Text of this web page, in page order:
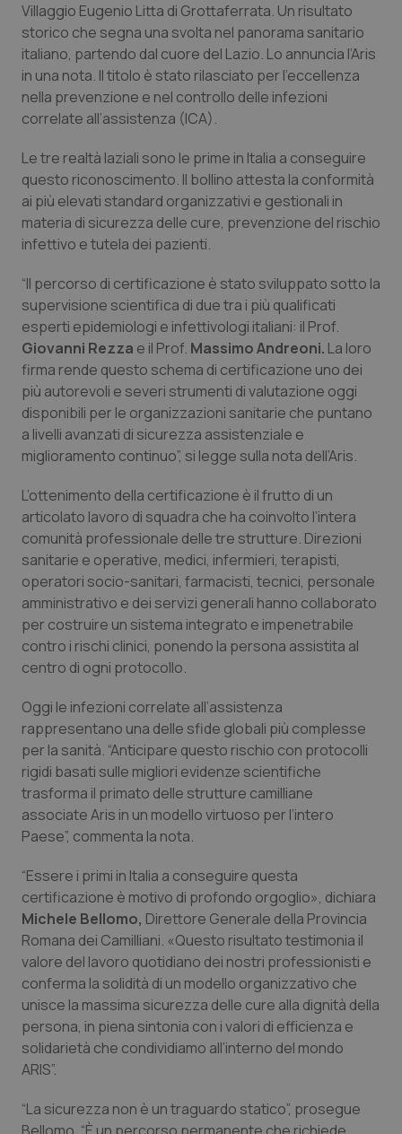
Emilia-Romagna
Friuli Venezia Giulia
Lazio
Liguria
Lombardia
Molise
Piemonte
Provincia Autonoma di Bolzano
Provincia Autonoma di Trento
Puglia
Sardegna
Sicilia
Toscana
Valle D’Aosta
Veneto
Colesterolo & coronaropatie
Dermatite Atopica
Diabete & glucometri
Disturbi dell’umore
Dolore
Epatiti
HIV
Infezioni & Febbre
Ipertensione & Scompenso
Malattie rare
Malattia di Crohn & Rettocolite Ulcerosa
Neuroscienze & patologie neurodegenerative
Obesità
Oncodermatologia
Oncoematologia
Oncologia & Nutrizione
Psoriasi & pelle
Quotidiano Cardiologia
Quotidiano Chirurgia
Quotidiano Oncologia
Quotidiano Pediatria
Rene & patologie urogenitali
Villaggio Eugenio Litta di Grottaferrata. Un risultato
storico che segna una svolta nel panorama sanitario
italiano, partendo dal cuore del Lazio. Lo annuncia l’Aris
in una nota. Il titolo è stato rilasciato per l’eccellenza
nella prevenzione e nel controllo delle infezioni
correlate all’assistenza (ICA).
Le tre realtà laziali sono le prime in Italia a conseguire
questo riconoscimento. Il bollino attesta la conformità
ai più elevati standard organizzativi e gestionali in
materia di sicurezza delle cure, prevenzione del rischio
infettivo e tutela dei pazienti.
“Il percorso di certificazione è stato sviluppato sotto la
supervisione scientifica di due tra i più qualificati
esperti epidemiologi e infettivologi italiani: il Prof.
Giovanni Rezza e il Prof. Massimo Andreoni. La loro
firma rende questo schema di certificazione uno dei
più autorevoli e severi strumenti di valutazione oggi
disponibili per le organizzazioni sanitarie che puntano
a livelli avanzati di sicurezza assistenziale e
miglioramento continuo”, si legge sulla nota dell’Aris.
L’ottenimento della certificazione è il frutto di un
articolato lavoro di squadra che ha coinvolto l’intera
comunità professionale delle tre strutture. Direzioni
sanitarie e operative, medici, infermieri, terapisti,
operatori socio-sanitari, farmacisti, tecnici, personale
amministrativo e dei servizi generali hanno collaborato
per costruire un sistema integrato e impenetrabile
contro i rischi clinici, ponendo la persona assistita al
centro di ogni protocollo.
Oggi le infezioni correlate all’assistenza
rappresentano una delle sfide globali più complesse
per la sanità. “Anticipare questo rischio con protocolli
rigidi basati sulle migliori evidenze scientifiche
trasforma il primato delle strutture camilliane
associate Aris in un modello virtuoso per l’intero
Paese”, commenta la nota.
“Essere i primi in Italia a conseguire questa
certificazione è motivo di profondo orgoglio», dichiara
Michele Bellomo, Direttore Generale della Provincia
Romana dei Camilliani. «Questo risultato testimonia il
valore del lavoro quotidiano dei nostri professionisti e
conferma la solidità di un modello organizzativo che
unisce la massima sicurezza delle cure alla dignità della
persona, in piena sintonia con i valori di efficienza e
solidarietà che condividiamo all’interno del mondo
ARIS”.
“La sicurezza non è un traguardo statico”, prosegue